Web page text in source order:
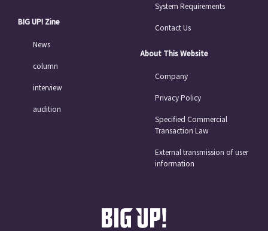
BIG UP! Zine
News
column
interview
audition
System Requirements
Contact Us
About This Website
Company
Privacy Policy
Specified Commercial
Transaction Law
External transmission of user
information